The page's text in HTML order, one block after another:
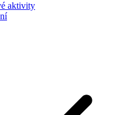
aktivity